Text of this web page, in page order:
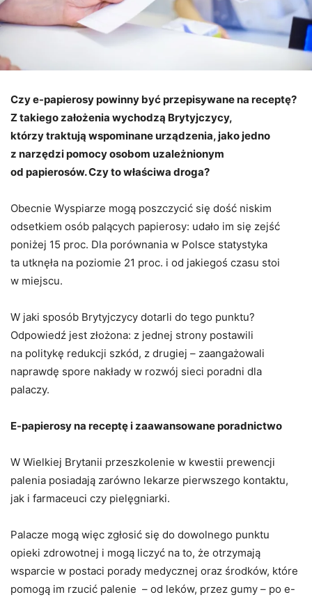
Czy e-papierosy powinny być przepisywane na receptę?
Z takiego założenia wychodzą Brytyjczycy,
którzy traktują wspominane urządzenia, jako jedno
z narzędzi pomocy osobom uzależnionym
od papierosów. Czy to właściwa droga?
Obecnie Wyspiarze mogą poszczycić się dość niskim
odsetkiem osób palących papierosy: udało im się zejść
poniżej 15 proc. Dla porównania w Polsce statystyka
ta utknęła na poziomie 21 proc. i od jakiegoś czasu stoi
w miejscu.
W jaki sposób Brytyjczycy dotarli do tego punktu?
Odpowiedź jest złożona: z jednej strony postawili
na politykę redukcji szkód, z drugiej – zaangażowali
naprawdę spore nakłady w rozwój sieci poradni dla
palaczy.
E-papierosy na receptę i zaawansowane poradnictwo
W Wielkiej Brytanii przeszkolenie w kwestii prewencji
palenia posiadają zarówno lekarze pierwszego kontaktu,
jak i farmaceuci czy pielęgniarki.
Palacze mogą więc zgłosić się do dowolnego punktu
opieki zdrowotnej i mogą liczyć na to, że otrzymają
wsparcie w postaci porady medycznej oraz środków, które
pomogą im rzucić palenie – od leków, przez gumy – po e-